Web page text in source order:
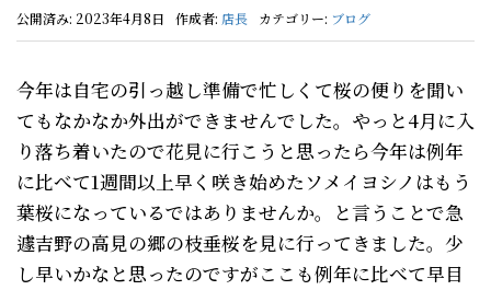
公開済み: 2023年4月8日 作成者: 店長 カテゴリー: ブログ
今年は自宅の引っ越し準備で忙しくて桜の便りを聞い
てもなかなか外出ができませんでした。やっと4月に入
り落ち着いたので花見に行こうと思ったら今年は例年
に比べて1週間以上早く咲き始めたソメイヨシノはもう
葉桜になっているではありませんか。と言うことで急
遽吉野の高見の郷の枝垂桜を見に行ってきました。少
し早いかなと思ったのですがここも例年に比べて早目